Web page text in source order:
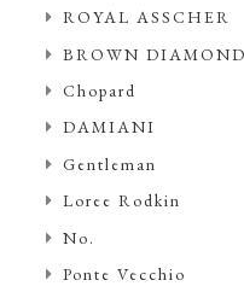
ROYAL ASSCHER
BROWN DIAMOND
Chopard
DAMIANI
Gentleman
Loree Rodkin
No.
Ponte Vecchio